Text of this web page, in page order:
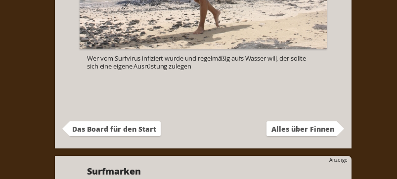
Wer vom Surfvirus infiziert wurde und regelmäßig aufs Wasser will, der sollte
sich eine eigene Ausrüstung zulegen
Das Board für den Start Alles über Finnen
Anzeige
Surfmarken